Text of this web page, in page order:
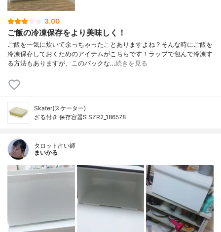
3.00
ご飯の冷凍保存をより美味しく！
ご飯を一気に炊いて余っちゃったことありますよね？そんな時にご飯を
冷凍保存しておくためのアイテムがこちらです！ラップで包んで冷凍す
る方法もありますが、このパックな…続きを見る
Skater(スケーター)
ざる付き 保存容器S SZR2_186578
タロット占い師
まいかる